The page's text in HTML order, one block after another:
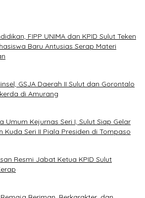
FIPP UNIMA dan KPID Sulut Teken
Baru Antusias Serap Materi
GSJA Daerah II Sulut dan Gorontalo
di Amurang
Umum Kejurnas Seri I, Sulut Siap Gelar
Kuda Seri II Piala Presiden di Tompaso
Resmi Jabat Ketua KPID Sulut